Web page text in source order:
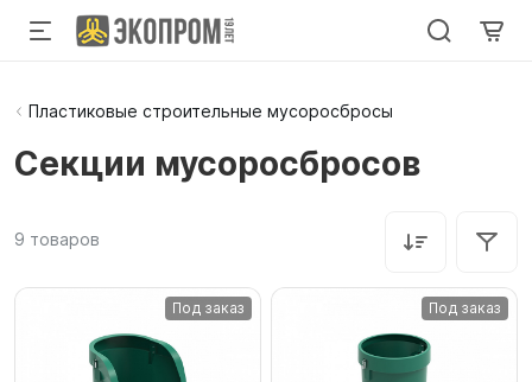
Пластиковые строительные мусоросбросы
Секции мусоросбросов
9 товаров
Под заказ Под заказ